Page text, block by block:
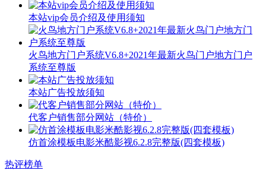
本站vip会员介绍及使用须知
火鸟地方门户系统V6.8+2021年最新火鸟门户地方门户
系统至尊版
本站广告投放须知
代客户销售部分网站（特价）
仿首涂模板电影米酷影视6.2.8完整版(四套模板)
热评榜单